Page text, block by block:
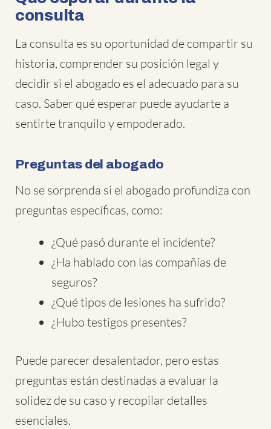
consulta
La consulta es su oportunidad de compartir su
historia, comprender su posición legal y
decidir si el abogado es el adecuado para su
caso. Saber qué esperar puede ayudarte a
sentirte tranquilo y empoderado.
Preguntas del abogado
No se sorprenda si el abogado profundiza con
preguntas específicas, como:
¿Qué pasó durante el incidente?
¿Ha hablado con las compañías de
seguros?
¿Qué tipos de lesiones ha sufrido?
¿Hubo testigos presentes?
Puede parecer desalentador, pero estas
preguntas están destinadas a evaluar la
solidez de su caso y recopilar detalles
esenciales.